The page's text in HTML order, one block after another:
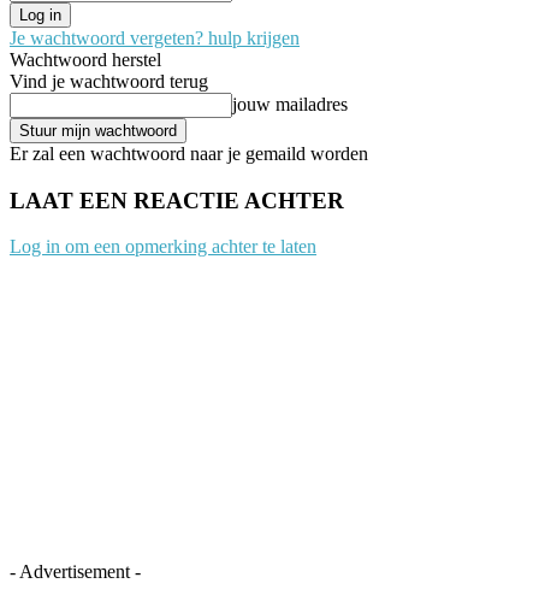
Je wachtwoord vergeten? hulp krijgen
Wachtwoord herstel
Vind je wachtwoord terug
jouw mailadres
Er zal een wachtwoord naar je gemaild worden
LAAT EEN REACTIE ACHTER
Log in om een opmerking achter te laten
- Advertisement -